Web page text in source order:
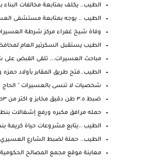
الطيب.. يكلف بمتابعة مخالفات البناء
الطيب .. يوجه بمتابعة مستشفى
وفاة شيخ غفراء مركز شرطة
الطيب يستقبل السكرتير العام
مباحث العسيرات... تلقى القبض على
الطيب..فتح طريق المقابر بأولاد حمزه
شخصيات لا تنسى بالعسيرات " الحاج
ضبط ٣.٥ طن دقيق مخابز و اكتر من ٣طن أسمدة وكيماوي...
حمله مرافق مكبره ورفع إشغالات
الطيب ..يتابع مشروعات حياة كريمة
الطيب.. حملة لضبط الشارع العسيري
معاينة موقع مجمع المصالح الحكومية